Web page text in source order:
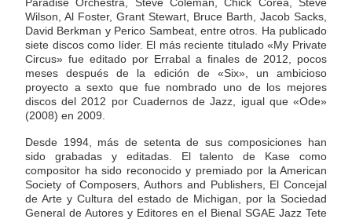
Wilson, Al Foster, Grant Stewart, Bruce Barth, Jacob Sacks,
David Berkman y Perico Sambeat, entre otros. Ha publicado
siete discos como líder. El más reciente titulado «My Private
Circus» fue editado por Errabal a finales de 2012, pocos
meses después de la edición de «Six», un ambicioso
proyecto a sexto que fue nombrado uno de los mejores
discos del 2012 por Cuadernos de Jazz, igual que «Ode»
(2008) en 2009.
Desde 1994, más de setenta de sus composiciones han
sido grabadas y editadas. El talento de Kase como
compositor ha sido reconocido y premiado por la American
Society of Composers, Authors and Publishers, El Concejal
de Arte y Cultura del estado de Michigan, por la Sociedad
General de Autores y Editores en el Bienal SGAE Jazz Tete